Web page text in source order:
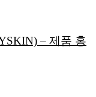
– 제품 홍